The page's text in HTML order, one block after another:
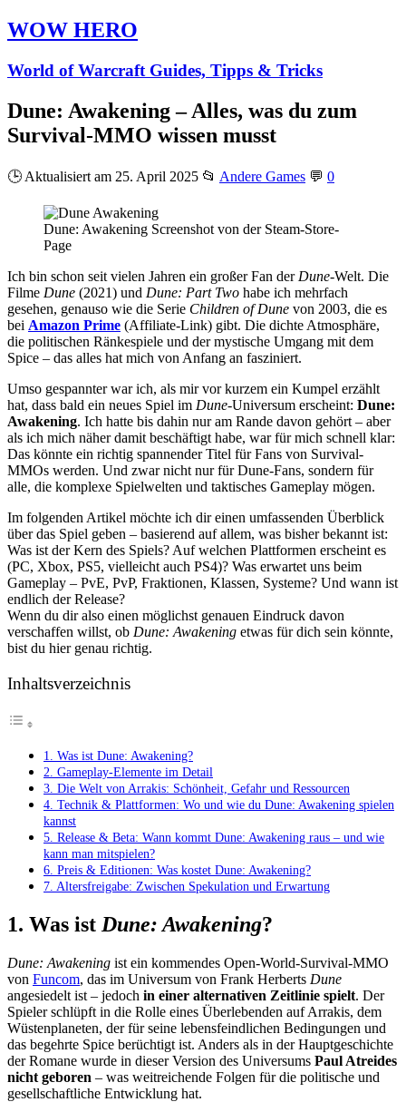
WOW HERO
World of Warcraft Guides, Tipps & Tricks
Dune: Awakening – Alles, was du zum
Survival-MMO wissen musst
🕒 Aktualisiert am 25. April 2025 📂 Andere Games 💬 0
Dune: Awakening Screenshot von der Steam-Store-
Page
Ich bin schon seit vielen Jahren ein großer Fan der Dune-Welt. Die
Filme Dune (2021) und Dune: Part Two habe ich mehrfach
gesehen, genauso wie die Serie Children of Dune von 2003, die es
bei Amazon Prime (Affiliate-Link) gibt. Die dichte Atmosphäre,
die politischen Ränkespiele und der mystische Umgang mit dem
Spice – das alles hat mich von Anfang an fasziniert.
Umso gespannter war ich, als mir vor kurzem ein Kumpel erzählt
hat, dass bald ein neues Spiel im Dune-Universum erscheint: Dune:
Awakening. Ich hatte bis dahin nur am Rande davon gehört – aber
als ich mich näher damit beschäftigt habe, war für mich schnell klar:
Das könnte ein richtig spannender Titel für Fans von Survival-
MMOs werden. Und zwar nicht nur für Dune-Fans, sondern für
alle, die komplexe Spielwelten und taktisches Gameplay mögen.
Im folgenden Artikel möchte ich dir einen umfassenden Überblick
über das Spiel geben – basierend auf allem, was bisher bekannt ist:
Was ist der Kern des Spiels? Auf welchen Plattformen erscheint es
(PC, Xbox, PS5, vielleicht auch PS4)? Was erwartet uns beim
Gameplay – PvE, PvP, Fraktionen, Klassen, Systeme? Und wann ist
endlich der Release?
Wenn du dir also einen möglichst genauen Eindruck davon
verschaffen willst, ob Dune: Awakening etwas für dich sein könnte,
bist du hier genau richtig.
Inhaltsverzeichnis
1. Was ist Dune: Awakening?
2. Gameplay-Elemente im Detail
3. Die Welt von Arrakis: Schönheit, Gefahr und Ressourcen
4. Technik & Plattformen: Wo und wie du Dune: Awakening spielen
kannst
5. Release & Beta: Wann kommt Dune: Awakening raus – und wie
kann man mitspielen?
6. Preis & Editionen: Was kostet Dune: Awakening?
7. Altersfreigabe: Zwischen Spekulation und Erwartung
1. Was ist Dune: Awakening?
Dune: Awakening ist ein kommendes Open-World-Survival-MMO
von Funcom, das im Universum von Frank Herberts Dune
angesiedelt ist – jedoch in einer alternativen Zeitlinie spielt. Der
Spieler schlüpft in die Rolle eines Überlebenden auf Arrakis, dem
Wüstenplaneten, der für seine lebensfeindlichen Bedingungen und
das begehrte Spice berüchtigt ist. Anders als in der Hauptgeschichte
der Romane wurde in dieser Version des Universums Paul Atreides
nicht geboren – was weitreichende Folgen für die politische und
gesellschaftliche Entwicklung hat.